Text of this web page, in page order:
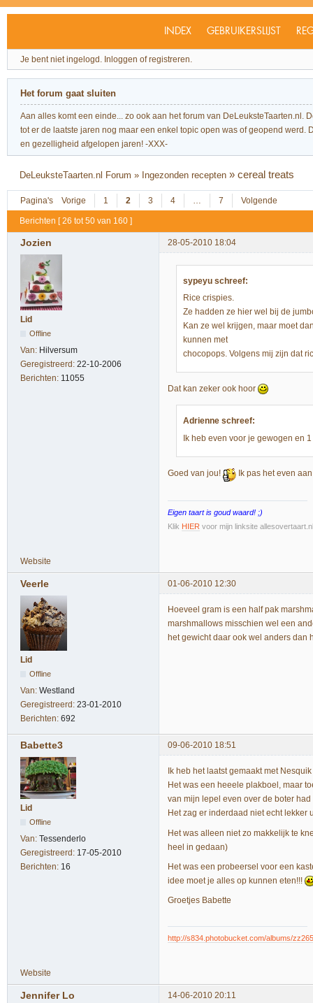
INDEX GEBRUIKERSLIJST
Je bent niet ingelogd. Inloggen of registreren.
Het forum gaat sluiten
Aan alles komt een einde... zo ook aan het forum van
tot er de laatste jaren nog maar een enkel topic open was of geopend
en gezelligheid afgelopen jaren! -XXX-
DeLeuksteTaarten.nl Forum » Ingezonden recepten »cereal treats
Pagina's Vorige 1 2 3 4 … 7 Volgende
Berichten [ 26 tot 50 van 160 ]
Jozien 28-05-2010 18:04
Lid
Offline
Van: Hilversum
Geregistreerd: 22-10-2006
Berichten: 11055
sypeyu schreef:
Rice crispies.
Ze hadden ze hier wel bij de
Kan ze wel krijgen, maar moet
kunnen met
chocopops. Volgens mij zijn dat
Dat kan zeker ook hoor
Adrienne schreef:
Ik heb even voor je gewogen en
Goed van jou! Ik pas het even
Eigen taart is goud waard! ;)
Klik HIER voor mijn linksite
Website
Veerle 01-06-2010 12:30
Lid
Offline
Van: Westland
Geregistreerd: 23-01-2010
Berichten: 692
Hoeveel gram is een half pak
marshmallows misschien wel een
het gewicht daar ook wel anders dan
Babette3 09-06-2010 18:51
Lid
Offline
Van: Tessenderlo
Geregistreerd: 17-05-2010
Berichten: 16
Ik heb het laatst gemaakt met
Het was een heeele plakboel, maar
van mijn lepel even over de boter
Het zag er inderdaad niet echt lekker
Het was alleen niet zo makkelijk te
heel in gedaan)
Het was een probeersel voor een
idee moet je alles op kunnen eten!!!
Groetjes Babette
http://s834.photobucket.com/albums/
Website
Jennifer Lo 14-06-2010 20:11